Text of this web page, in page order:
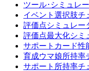
ツール･シミュレ
イベント選択肢チ
評価点シミュレー
評価点最大化シミ
サポートカード性
育成ウマ娘所持率
サポート所持率チ